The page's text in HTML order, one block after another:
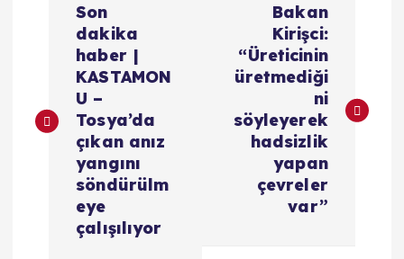
ı
Son
dakika
haber |
KASTAMON
U –
Tosya’da
çıkan anız
yangını
söndürülm
eye
çalışılıyor
Bakan
Kirişci:
“Üreticinin
üretmediği
ni
söyleyerek
hadsizlik
yapan
çevreler
var”